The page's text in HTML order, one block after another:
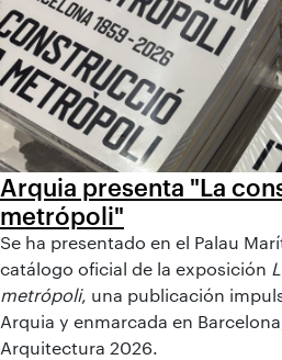
Arquia presenta "La
metrópoli"
Se ha presentado en el Palau
catálogo oficial de la exposición
metrópoli, una publicación
Arquia y enmarcada en
Arquitectura 2026.